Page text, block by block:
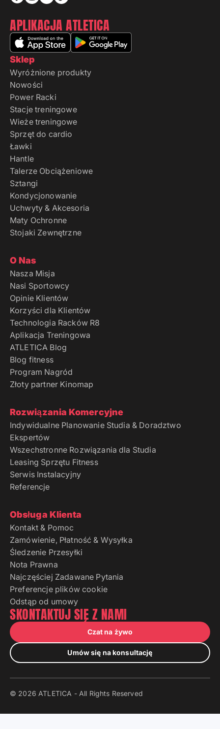
Sklep
Wyróżnione produkty
Nowości
Power Racki
Stacje treningowe
Wieże treningowe
Sprzęt do cardio
Ławki
Hantle
Talerze Obciążeniowe
Sztangi
Kondycjonowanie
Uchwyty & Akcesoria
Maty Ochronne
Stojaki Zewnętrzne
O Nas
Nasza Misja
Nasi Sportowcy
Opinie Klientów
Korzyści dla Klientów
Technologia Racków R8
Aplikacja Treningowa
ATLETICA Blog
Blog fitness
Program Nagród
Złoty partner Kinomap
Rozwiązania Komercyjne
Indywidualne Planowanie Studia & Doradztwo
Ekspertów
Wszechstronne Rozwiązania dla Studia
Leasing Sprzętu Fitness
Serwis Instalacyjny
Referencje
Obsługa Klienta
Kontakt & Pomoc
Zamówienie, Płatność & Wysyłka
Śledzenie Przesyłki
Nota Prawna
Najczęściej Zadawane Pytania
Preferencje plików cookie
Odstąp od umowy
APLIKACJA ATLETICA
SKONTAKTUJ SIĘ Z NAMI
Czat na żywo
Umów się na konsultację
© 2026 ATLETICA - All Rights Reserved